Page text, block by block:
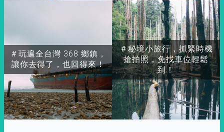
＃玩遍全台灣 368 鄉鎮，
讓你去得了，也回得來！
＃秘境小旅行，抓緊時機
搶拍照，免找車位輕鬆
到！